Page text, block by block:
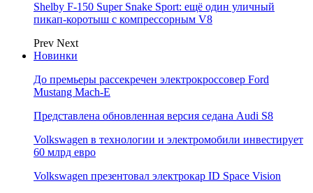
Shelby F-150 Super Snake Sport: ещё один уличный
пикап-коротыш с компрессорным V8
Prev Next
Новинки
До премьеры рассекречен электрокроссовер Ford
Mustang Mach-E
Представлена обновленная версия седана Audi S8
Volkswagen в технологии и электромобили инвестирует
60 млрд евро
Volkswagen презентовал электрокар ID Space Vision